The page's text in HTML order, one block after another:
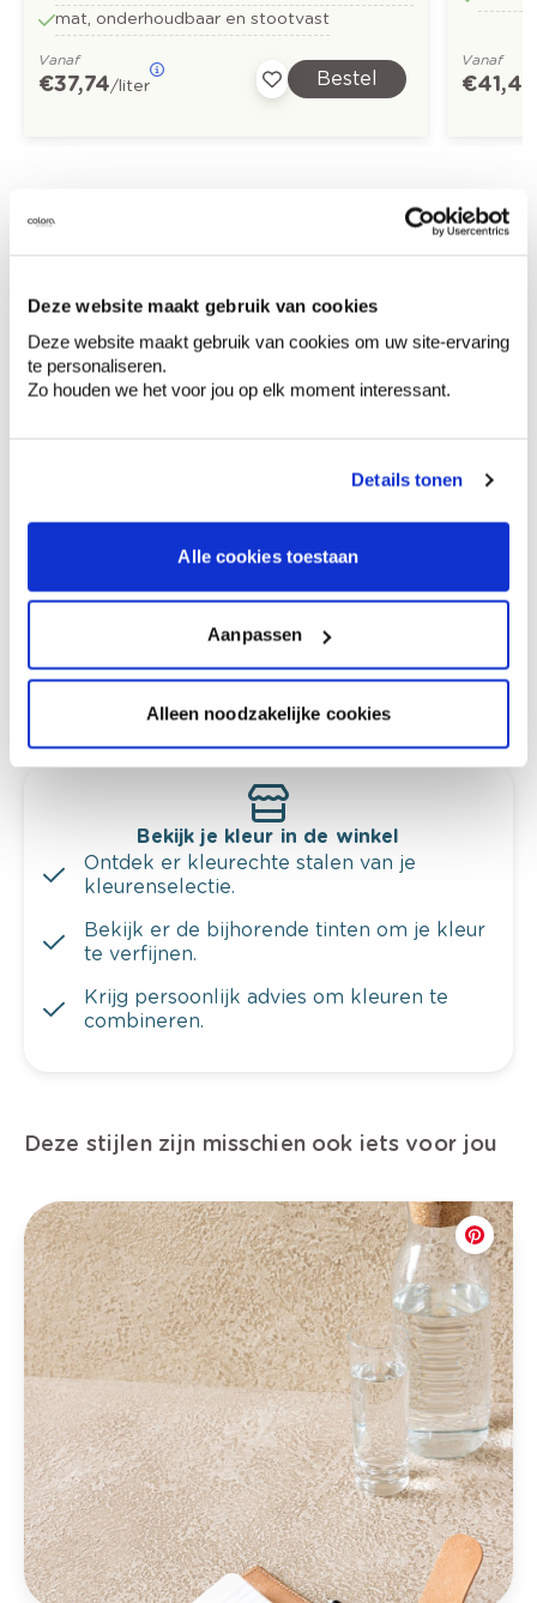
Deze website maakt gebruik van cookies
Deze website maakt gebruik van cookies om uw site-ervaring
te personaliseren.
Zo houden we het voor jou op elk moment interessant.
Details tonen
Alle cookies toestaan
Aanpassen
Alleen noodzakelijke cookies
mat, onderhoudbaar en stootvast
Vanaf
€ 37,74/liter Bestel
Vanaf
€ 41,45
Off white Oranje Geel
Stone Art - steenimitatie
Krijg kleuradvies op basis van de lichtinval
en je meubels.
Krijg ineens een technologische check-up
Bekijk je kleur in de winkel
Ontdek er kleurechte stalen van je
kleurenselectie.
Bekijk er de bijhorende tinten om je kleur
te verfijnen.
Krijg persoonlijk advies om kleuren te
combineren.
Deze stijlen zijn misschien ook iets voor jou